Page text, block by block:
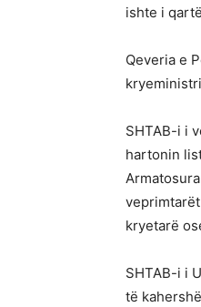
ishte i
Qeveria e
SHTAB-i i
hartonin
kryetarë
SHTAB-i i
të